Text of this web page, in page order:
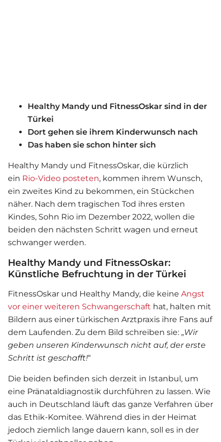
Healthy Mandy und FitnessOskar sind in der
Türkei
Dort gehen sie ihrem Kinderwunsch nach
Das haben sie schon hinter sich
Healthy Mandy und FitnessOskar, die kürzlich
ein Rio-Video posteten, kommen ihrem Wunsch,
ein zweites Kind zu bekommen, ein Stückchen
näher. Nach dem tragischen Tod ihres ersten
Kindes, Sohn Rio im Dezember 2022, wollen die
beiden den nächsten Schritt wagen und erneut
schwanger werden.
Healthy Mandy und FitnessOskar:
Künstliche Befruchtung in der Türkei
FitnessOskar und Healthy Mandy, die keine Angst
vor einer weiteren Schwangerschaft hat, halten mit
Bildern aus einer türkischen Arztpraxis ihre Fans auf
dem Laufenden. Zu dem Bild schreiben sie: „Wir
geben unseren Kinderwunsch nicht auf, der erste
Schritt ist geschafft!“
Die beiden befinden sich derzeit in Istanbul, um
eine Pränataldiagnostik durchführen zu lassen. Wie
auch in Deutschland läuft das ganze Verfahren über
das Ethik-Komitee. Während dies in der Heimat
jedoch ziemlich lange dauern kann, soll es in der